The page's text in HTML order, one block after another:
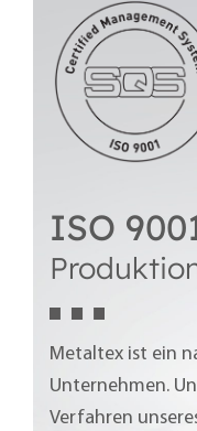
ISO
Metaltex ist ein
Unternehmen.
Verfahren